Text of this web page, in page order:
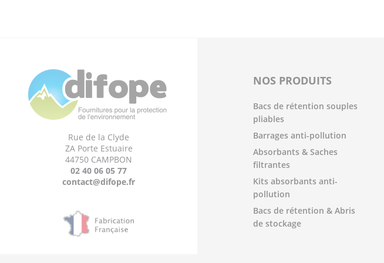
Rue de la Clyde
ZA Porte Estuaire
44750 CAMPBON
02 40 06 05 77
contact@difope.fr
NOS PRODUITS
Bacs de rétention souples
pliables
Barrages anti-pollution
Absorbants & Saches
filtrantes
Kits absorbants anti-
pollution
Bacs de rétention & Abris
de stockage